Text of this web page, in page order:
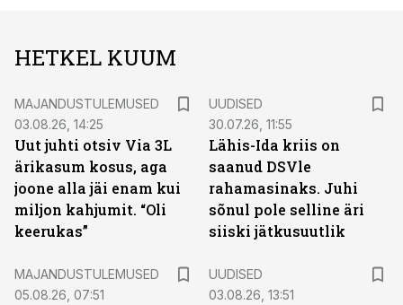
HETKEL KUUM
MAJANDUSTULEMUSED
03.08.26, 14:25
Uut juhti otsiv Via 3L
ärikasum kosus, aga
joone alla jäi enam kui
miljon kahjumit. “Oli
keerukas”
UUDISED
30.07.26, 11:55
Lähis-Ida kriis on
saanud DSVle
rahamasinaks. Juhi
sõnul pole selline äri
siiski jätkusuutlik
MAJANDUSTULEMUSED
05.08.26, 07:51
UUDISED
03.08.26, 13:51